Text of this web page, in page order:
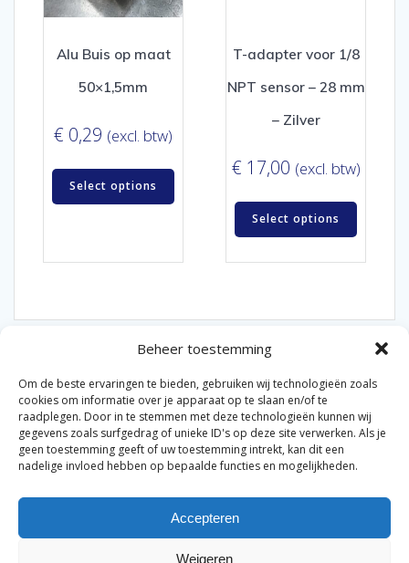
Beheer toestemming
Om de beste ervaringen te bieden, gebruiken wij technologieën zoals
cookies om informatie over je apparaat op te slaan en/of te
raadplegen. Door in te stemmen met deze technologieën kunnen wij
gegevens zoals surfgedrag of unieke ID's op deze site verwerken. Als je
geen toestemming geeft of uw toestemming intrekt, kan dit een
nadelige invloed hebben op bepaalde functies en mogelijkheden.
Accepteren
Weigeren
Alu Buis op maat
50×1,5mm
€ 0,29 (excl. btw)
Select options
T-adapter voor 1/8
NPT sensor – 28 mm
– Zilver
€ 17,00 (excl. btw)
Select options
© 2026 Van der Bel Las en Radiateurenbedrijf.
Privacyverklaring|Cookiebeleid|Retourbeleid|
Algemene voorwaarden voor consumenten
algemene voorwaarden
Disclaimer